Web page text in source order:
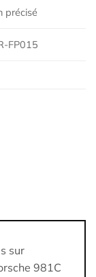
précisé
FP015
sur
981C